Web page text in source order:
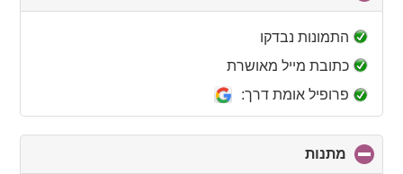
to
התמונות נבדקו
כתובת מייל מאושרת
פרופיל אומת דרך:
מתנות